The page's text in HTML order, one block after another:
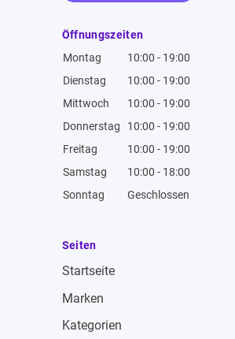
Öffnungszeiten
Montag
10:00 - 19:00
Dienstag
10:00 - 19:00
Mittwoch
10:00 - 19:00
Donnerstag
10:00 - 19:00
Freitag
10:00 - 19:00
Samstag
10:00 - 18:00
Sonntag
Geschlossen
Seiten
Startseite
Marken
Kategorien